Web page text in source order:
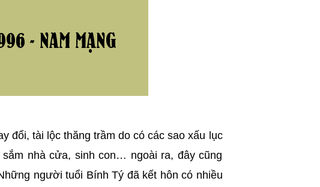
đổi, tài lộc thăng trầm do có các sao xấu lục
nhà cửa, sinh con… ngoài ra, đây cũng
người tuổi Bính Tý đã kết hôn có nhiều